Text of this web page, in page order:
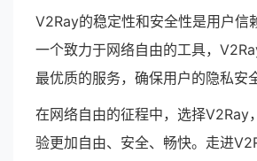
V2Ray的稳定性和安全性是用户信
一个致力于网络自由的工具，
最优质的服务，确保用户的隐私安全
在网络自由的征程中，选择V2Ray
验更加自由、安全、畅快。走进